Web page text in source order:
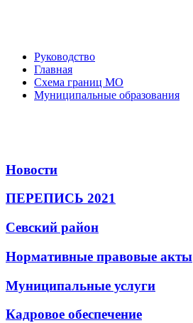
Руководство
Главная
Схема границ МО
Муниципальные образования
Новости
ПЕРЕПИСЬ 2021
Севский район
Нормативные правовые акты
Муниципальные услуги
Кадровое обеспечение